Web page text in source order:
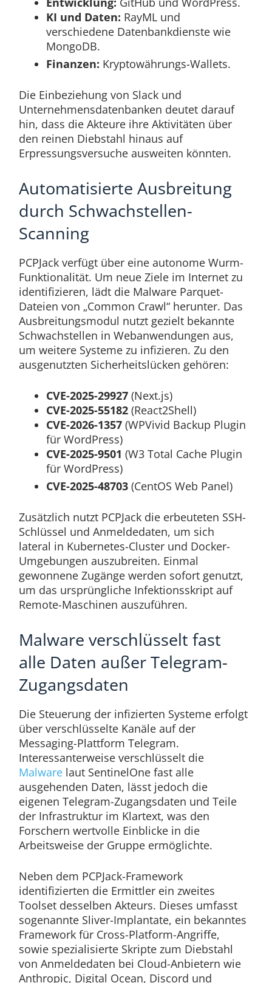
KI und Daten: RayML und
verschiedene Datenbankdienste wie
MongoDB.
Finanzen: Kryptowährungs-Wallets.
Die Einbeziehung von Slack und
Unternehmensdatenbanken deutet darauf
hin, dass die Akteure ihre Aktivitäten über
den reinen Diebstahl hinaus auf
Erpressungsversuche ausweiten könnten.
Automatisierte Ausbreitung
durch Schwachstellen-
Scanning
PCPJack verfügt über eine autonome Wurm-
Funktionalität. Um neue Ziele im Internet zu
identifizieren, lädt die Malware Parquet-
Dateien von „Common Crawl“ herunter. Das
Ausbreitungsmodul nutzt gezielt bekannte
Schwachstellen in Webanwendungen aus,
um weitere Systeme zu infizieren. Zu den
ausgenutzten Sicherheitslücken gehören:
CVE-2025-29927(Next.js)
CVE-2025-55182(React2Shell)
CVE-2026-1357(WPVivid Backup Plugin
für WordPress)
CVE-2025-9501 (W3 Total Cache Plugin
für WordPress)
CVE-2025-48703(CentOS Web Panel)
Zusätzlich nutzt PCPJack die erbeuteten SSH-
Schlüssel und Anmeldedaten, um sich
lateral in Kubernetes-Cluster und Docker-
Umgebungen auszubreiten. Einmal
gewonnene Zugänge werden sofort genutzt,
um das ursprüngliche Infektionsskript auf
Remote-Maschinen auszuführen.
Malware verschlüsselt fast
alle Daten außer Telegram-
Zugangsdaten
Die Steuerung der infizierten Systeme erfolgt
über verschlüsselte Kanäle auf der
Messaging-Plattform Telegram.
Interessanterweise verschlüsselt die
Malwarelaut SentinelOne fast alle
ausgehenden Daten, lässt jedoch die
eigenen Telegram-Zugangsdaten und Teile
der Infrastruktur im Klartext, was den
Forschern wertvolle Einblicke in die
Arbeitsweise der Gruppe ermöglichte.
Neben dem PCPJack-Framework
identifizierten die Ermittler ein zweites
Toolset desselben Akteurs. Dieses umfasst
sogenannte Sliver-Implantate, ein bekanntes
Framework für Cross-Platform-Angriffe,
sowie spezialisierte Skripte zum Diebstahl
von Anmeldedaten bei Cloud-Anbietern wie
Anthropic, Digital Ocean, Discord und